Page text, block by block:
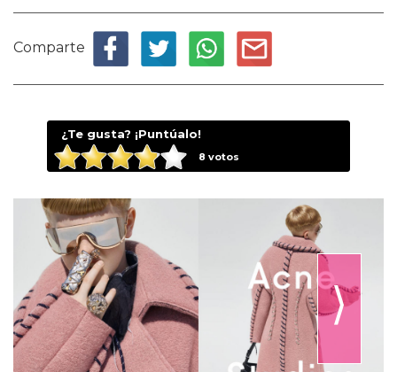
Comparte
¿Te gusta? ¡Puntúalo!
8 votos
⟩